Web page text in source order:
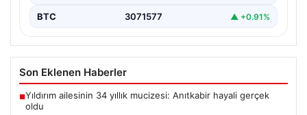
BTC 3071577 ▲ +0.91%
Son Eklenen Haberler
■Yıldırım ailesinin 34 yıllık mucizesi: Anıtkabir hayali gerçek
oldu